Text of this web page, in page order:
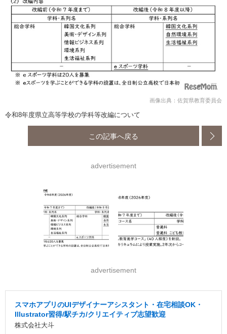
画像出典：佐賀県教育委員会
令和8年度県立高等学校の学科等改編について
この記事へ戻る
advertisement
advertisement
スマホアプリのUIデザイナーアシスタント・在宅相談OK・
Illustrator習得/駅チカ/クリエイティブ志望歓迎
株式会社大斗